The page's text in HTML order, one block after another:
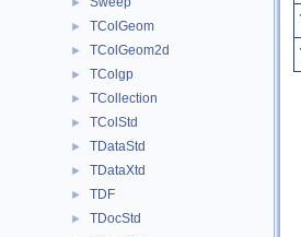
► TColGeom
► TColGeom2d
► TColgp
► TCollection
► TColStd
► TDataStd
► TDataXtd
► TDF
► TDocStd